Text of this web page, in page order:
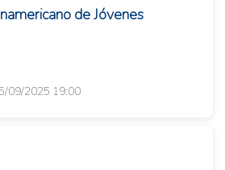
de Jóvenes
09/2025 19:00